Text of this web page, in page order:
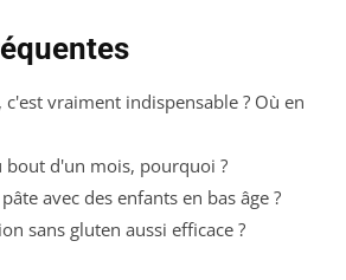
vraiment indispensable ? Où en
bout d'un mois, pourquoi ?
avec des enfants en bas âge ?
sans gluten aussi efficace ?